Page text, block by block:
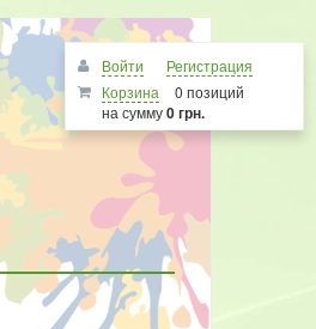
Войти
Регистрация
Корзина
0 позиций
на сумму0 грн.